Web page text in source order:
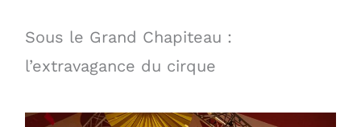
Sous le Grand Chapiteau :
l’extravagance du cirque